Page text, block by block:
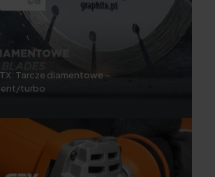
Tarcze diamentowe –
turbo